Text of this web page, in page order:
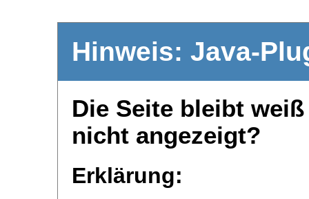
Hinweis: Java-
Die Seite bleibt
nicht angezeigt?
Erklärung: